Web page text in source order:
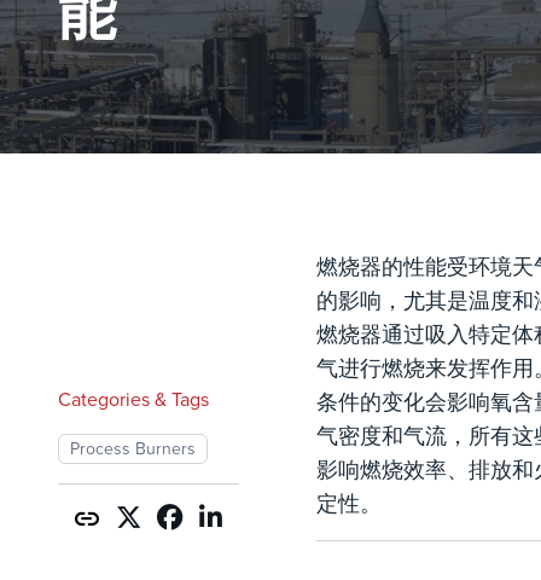
Categories & Tags
Process Burners
燃烧器的性能受环境天
的影响，尤其是温度和
燃烧器通过吸入特定体
气进行燃烧来发挥作用
条件的变化会影响氧含
气密度和气流，所有这
影响燃烧效率、排放和
定性。